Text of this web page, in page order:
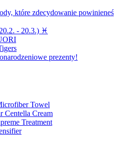
które zdecydowanie powinieneś
- 20.3.) ♓
prezenty!
Towel
Centella Cream
Treatment